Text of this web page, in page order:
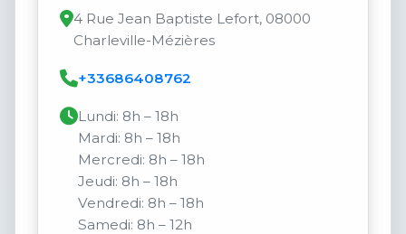
4 Rue Jean Baptiste Lefort, 08000
Charleville-Mézières
+33686408762
Lundi: 8h – 18h
Mardi: 8h – 18h
Mercredi: 8h – 18h
Jeudi: 8h – 18h
Vendredi: 8h – 18h
Samedi: 8h – 12h